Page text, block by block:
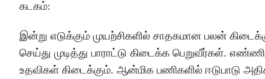
கடகம்:
இன்று எடுக்கும் முயற்சிகளில் சாதகமான பலன்
செய்து முடித்து பாராட்டு கிடைக்க பெறுவீர்கள்.
உதவிகள் கிடைக்கும். ஆன்மிக பணிகளில் ஈடுபாடு